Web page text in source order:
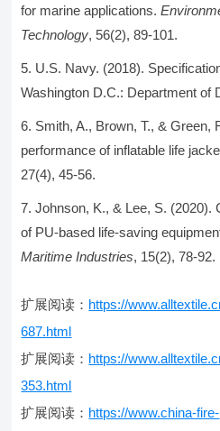
for marine applications.
Technology, 56(2), 89-101.
U.S. Navy. (2018).
Washington D.C.: Department of
Smith, A., Brown, T., & Green,
performance of inflatable life
27(4), 45-56.
Johnson, K., & Lee, S. (2020).
of PU-based life-saving
Maritime Industries, 15(2), 78-92.
扩展阅读： https://
687.html
扩展阅读： https://
353.html
扩展阅读： https://www.china-fire-